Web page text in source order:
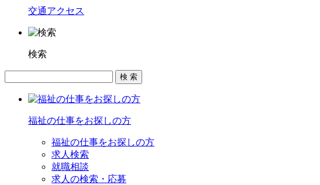
交通アクセス
検索
福祉の仕事をお探しの方
福祉の仕事をお探しの方
求人検索
就職相談
求人の検索・応募